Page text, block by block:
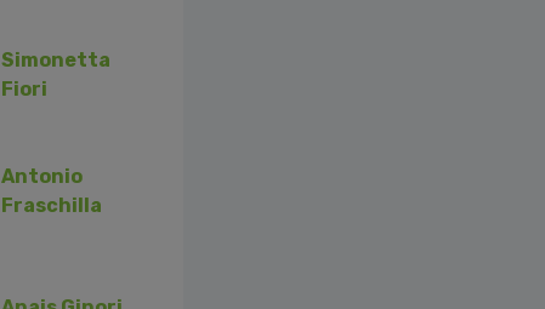
Simonetta
Fiori
Antonio
Fraschilla